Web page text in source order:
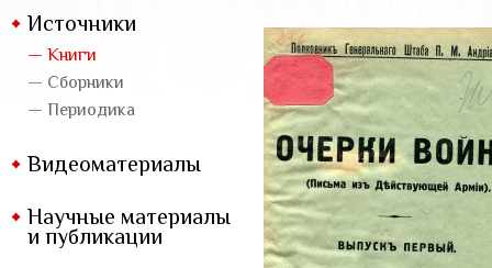
Источники
— Книги
— Сборники
— Периодика
Видеоматериалы
Научные материалы
и публикации